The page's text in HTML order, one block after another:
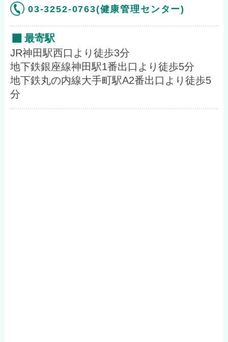
03-3252-0763(健康管理センター)
最寄駅
JR神田駅西口より徒歩3分
地下鉄銀座線神田駅1番出口より徒歩5分
地下鉄丸の内線大手町駅A2番出口より徒歩5
分